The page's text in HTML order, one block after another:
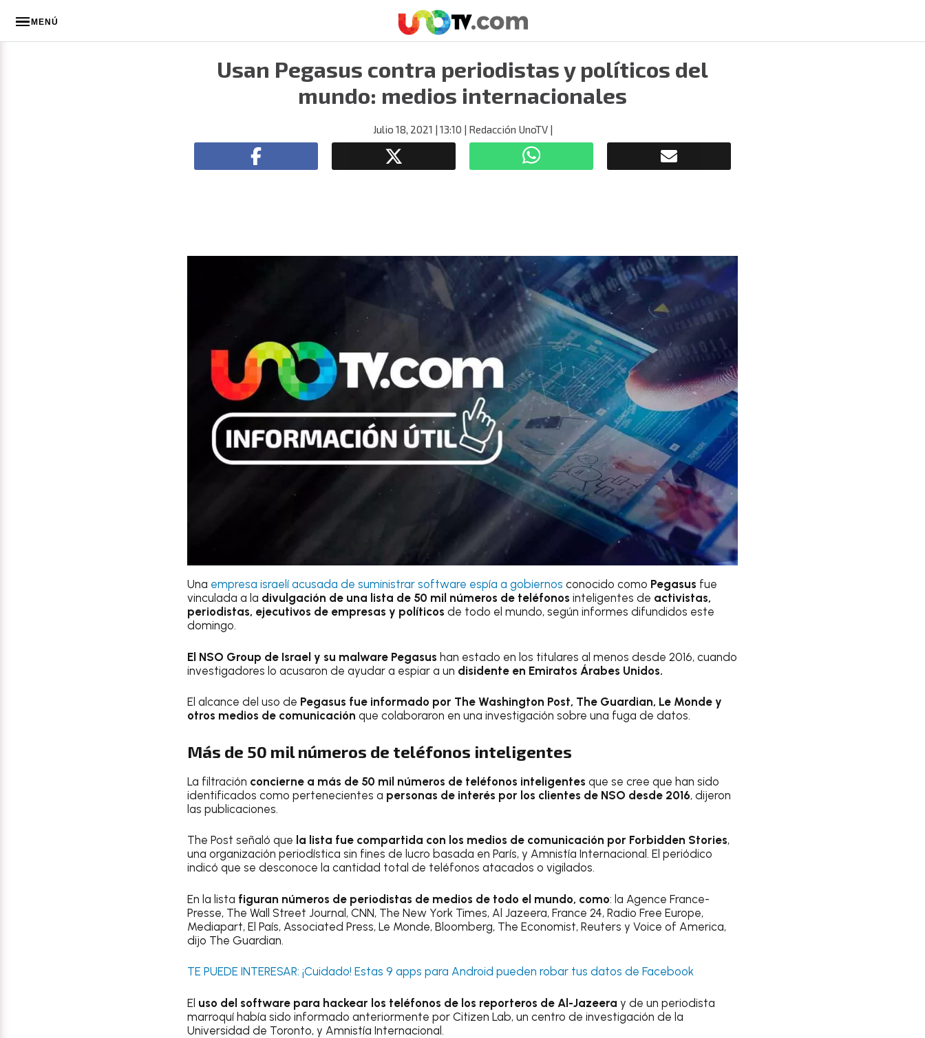
MENÚ
Usan Pegasus contra periodistas y políticos del
mundo: medios internacionales
Julio 18, 2021 | 13:10 | Redacción UnoTV|
Una empresa israelí acusada de suministrar software espía a gobiernos conocido como Pegasus fue
vinculada a la divulgación de una lista de 50 mil números de teléfonos inteligentes de activistas,
periodistas, ejecutivos de empresas y políticos de todo el mundo, según informes difundidos este
domingo.
El NSO Group de Israel y su malware Pegasus han estado en los titulares al menos desde 2016, cuando
investigadores lo acusaron de ayudar a espiar a un disidente en Emiratos Árabes Unidos.
El alcance del uso de Pegasus fue informado por The Washington Post, The Guardian, Le Monde y
otros medios de comunicación que colaboraron en una investigación sobre una fuga de datos.
Más de 50 mil números de teléfonos inteligentes
La filtración concierne a más de 50 mil números de teléfonos inteligentes que se cree que han sido
identificados como pertenecientes a personas de interés por los clientes de NSO desde 2016, dijeron
las publicaciones.
The Post señaló que la lista fue compartida con los medios de comunicación por Forbidden Stories,
una organización periodística sin fines de lucro basada en París, y Amnistía Internacional. El periódico
indicó que se desconoce la cantidad total de teléfonos atacados o vigilados.
En la lista figuran números de periodistas de medios de todo el mundo, como: la Agence France-
Presse, The Wall Street Journal, CNN, The New York Times, Al Jazeera, France 24, Radio Free Europe,
Mediapart, El País, Associated Press, Le Monde, Bloomberg, The Economist, Reuters y Voice of America,
dijo The Guardian.
TE PUEDE INTERESAR: ¡Cuidado! Estas 9 apps para Android pueden robar tus datos de Facebook
El uso del software para hackear los teléfonos de los reporteros de Al-Jazeera y de un periodista
marroquí había sido informado anteriormente por Citizen Lab, un centro de investigación de la
Universidad de Toronto, y Amnistía Internacional.